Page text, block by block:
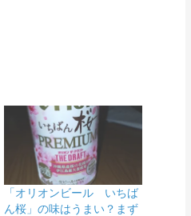
「オリオンビール いちば
ん桜」の味はうまい？まず